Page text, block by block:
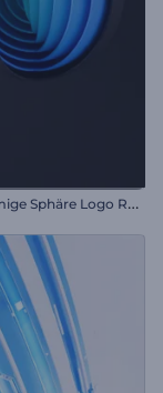
S
chichtförmige Sphäre Logo Reveal